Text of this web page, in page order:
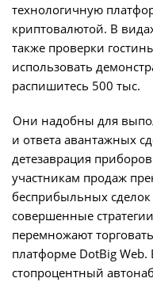
технологичную
криптовалютой. В
также проверки
использовать
распишитесь 500 тыс.
Они надобны для
и ответа авантажных
детезаврация
участникам продаж
бесприбыльных
совершенные
перемножают
платформе DotBig
стопроцентный